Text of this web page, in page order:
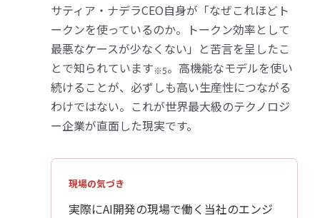
サティア・ナデラCEO自身が「なぜこれほどト
ークンを使っているのか。トークン効率として
最悪なケースが少なくない」と苦言を呈したこ
とで知られています※5。高機能なモデルを使い
続けることが、必ずしも高い生産性につながる
わけではない。これが世界最大級のテクノロジ
ー企業が直面した現実です。
現場の気づき
実際にAI開発の現場で働く当社のエンジ